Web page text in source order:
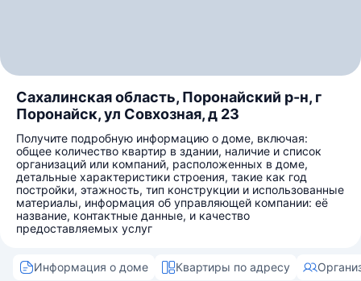
Сахалинская область, Поронайский р-н, г
Поронайск, ул Совхозная, д 23
Получите подробную информацию о доме, включая:
общее количество квартир в здании, наличие и список
организаций или компаний, расположенных в доме,
детальные характеристики строения, такие как год
постройки, этажность, тип конструкции и использованные
материалы, информация об управляющей компании: её
название, контактные данные, и качество
предоставляемых услуг
Информация о доме Квартиры по адресу